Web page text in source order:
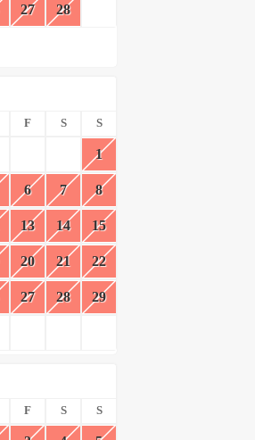
27 28
F S S
1
6 7 8
13 14 15
20 21 22
27 28 29
F S S